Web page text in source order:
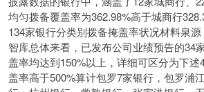
均匀拨备覆盖率为362.98%高于城商行
134家银行分类别拨备掩盖率状况材料泉
智库总体来看，已发布公司业绩预告的34
盖率均达到150%以上，详细可区分为下
盖率高于500%算计包罗7家银行，包罗浦